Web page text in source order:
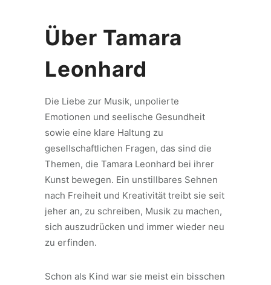
Über Tamara
Leonhard
Die Liebe zur Musik, unpolierte
Emotionen und seelische Gesundheit
sowie eine klare Haltung zu
gesellschaftlichen Fragen, das sind die
Themen, die Tamara Leonhard bei ihrer
Kunst bewegen. Ein unstillbares Sehnen
nach Freiheit und Kreativität treibt sie seit
jeher an, zu schreiben, Musik zu machen,
sich auszudrücken und immer wieder neu
zu erfinden.
Schon als Kind war sie meist ein bisschen